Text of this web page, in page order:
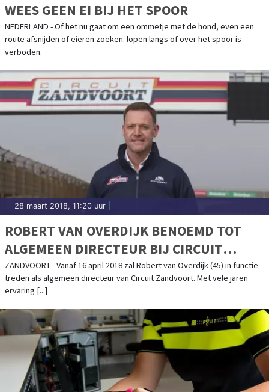
WEES GEEN EI BIJ HET SPOOR
NEDERLAND - Of het nu gaat om een ommetje met de hond, even een
route afsnijden of eieren zoeken: lopen langs of over het spoor is
verboden.
28 maart 2018, 11:20 uur
ROBERT VAN OVERDIJK BENOEMD TOT
ALGEMEEN DIRECTEUR BIJ CIRCUIT
ZANDVOORT
ZANDVOORT - Vanaf 16 april 2018 zal Robert van Overdijk (45) in functie
treden als algemeen directeur van Circuit Zandvoort. Met vele jaren
ervaring [...]